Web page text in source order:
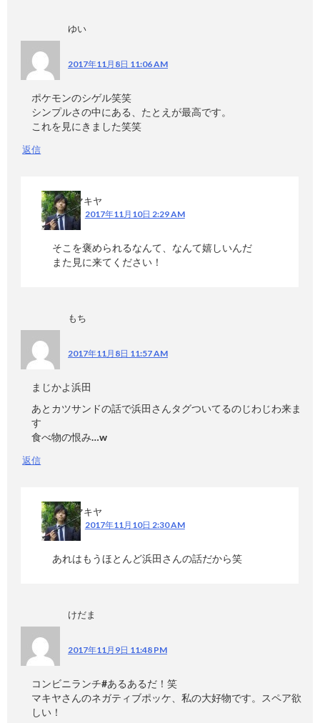
ゆい
2017年11月8日 11:06 AM
ポケモンのシゲル笑笑
シンプルさの中にある、たとえが最高です。
これを見にきました笑笑
返信
マキヤ
2017年11月10日 2:29 AM
そこを褒められるなんて、なんて嬉しいんだ
また見に来てください！
もち
2017年11月8日 11:57 AM
まじかよ浜田
あとカツサンドの話で浜田さんタグついてるのじわじわ来ま
す
食べ物の恨み…w
返信
マキヤ
2017年11月10日 2:30 AM
あれはもうほとんど浜田さんの話だから笑
けだま
2017年11月9日 11:48 PM
コンビニランチ#あるあるだ！笑
マキヤさんのネガティブポッケ、私の大好物です。スペア欲
しい！